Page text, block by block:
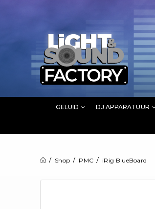
GELUID DJ APPARATUUR
Shop PMC iRig BlueBoard